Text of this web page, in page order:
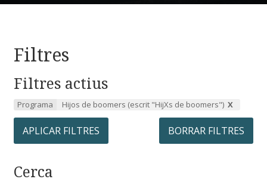
Filtres
Filtres actius
Programa Hijos de boomers (escrit "HijXs de boomers")
APLICAR FILTRES BORRAR FILTRES
Cerca